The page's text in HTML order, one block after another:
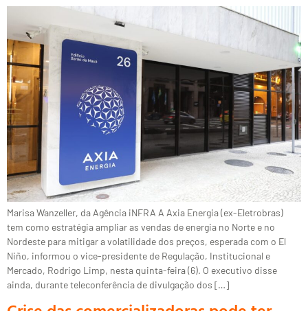
Marisa Wanzeller, da Agência iNFRA A Axia Energia (ex-Eletrobras)
tem como estratégia ampliar as vendas de energia no Norte e no
Nordeste para mitigar a volatilidade dos preços, esperada com o El
Niño, informou o vice-presidente de Regulação, Institucional e
Mercado, Rodrigo Limp, nesta quinta-feira (6). O executivo disse
ainda, durante teleconferência de divulgação dos […]